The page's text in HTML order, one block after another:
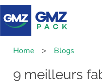
Home > Blogs
9 meilleurs